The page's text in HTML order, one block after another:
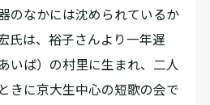
のなかには沈められているか
氏は、裕子さんより一年遅
いば）の村里に生まれ、二人
きに京大生中心の短歌の会で